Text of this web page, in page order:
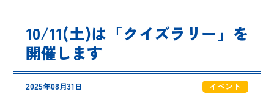
水のラーニングフィールド
お問い合わせ
10/11(土)は「クイズラリー」を
開催します
2025年08月31日 イベント